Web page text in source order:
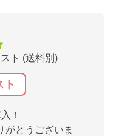
ト (送料別)
ト
！
がとうございま